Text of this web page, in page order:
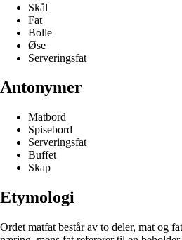
Skål
Fat
Bolle
Øse
Serveringsfat
Antonymer
Matbord
Spisebord
Serveringsfat
Buffet
Skap
Etymologi
Ordet matfat består av to deler, mat og